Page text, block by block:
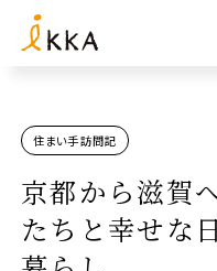
住まい手訪問記
京都から滋賀
たちと幸せな